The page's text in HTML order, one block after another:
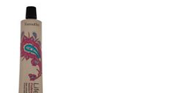
DÉTAILS